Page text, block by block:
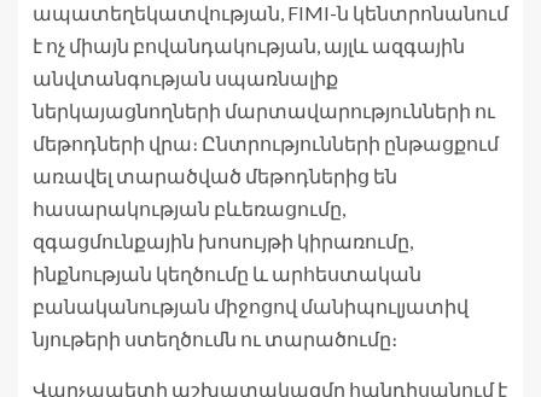
ապատեղեկատվության, FIMI-ն կենտրոնանում
է ոչ միայն բովանդակության, այլև ազգային
անվտանգության սպառնալիք
ներկայացնողների մարտավարությունների ու
մեթոդների վրա։ Ընտրությունների ընթացքում
առավել տարածված մեթոդներից են
հասարակության բևեռացումը,
զգացմունքային խոսույթի կիրառումը,
ինքնության կեղծումը և արհեստական
բանականության միջոցով մանիպուլյատիվ
նյութերի ստեղծումն ու տարածումը։
Վարչապետի աշխատակազմը հանդիսանում է